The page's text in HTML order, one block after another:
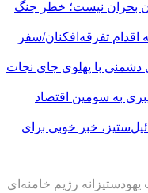
بحران نیست؛ خطر جنگ
تفرقه‌افکنان/سفر
دشمنی با پهلوی جای نجات
به سومین اقتصاد
خبر خوبی برای
یهودستیزانه رژیم خامنه‌ای